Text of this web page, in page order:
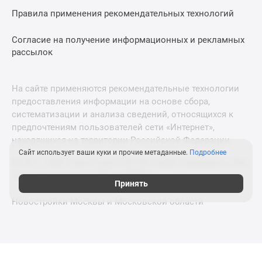
Правила применения рекомендательных технологий
Согласие на получение информационных и рекламных
рассылок
На сайте применяются рекомендательные технологии
предоставления информации на основе сбора,
систематизации и анализа сведений, относящихся к
предпочтениям пользователей сети «Интернет»,
находящихся на территории Российской Федерации.
что нужно знать о новостройках
Новостройки Москвы и Московской области
Сайт использует ваши куки и прочие метаданные. Подробнее
Принять